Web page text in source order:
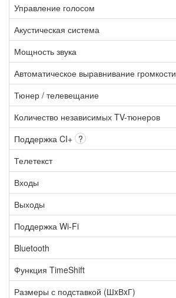
Управление голосом
Акустическая система
Мощность звука
Автоматическое выравнивание громкости
Тюнер / телевещание
Количество независимых TV-тюнеров
Поддержка CI+ ?
Телетекст
Входы
Выходы
Поддержка Wi-Fi
Bluetooth
Функция TimeShift
Размеры с подставкой (ШxВxГ)